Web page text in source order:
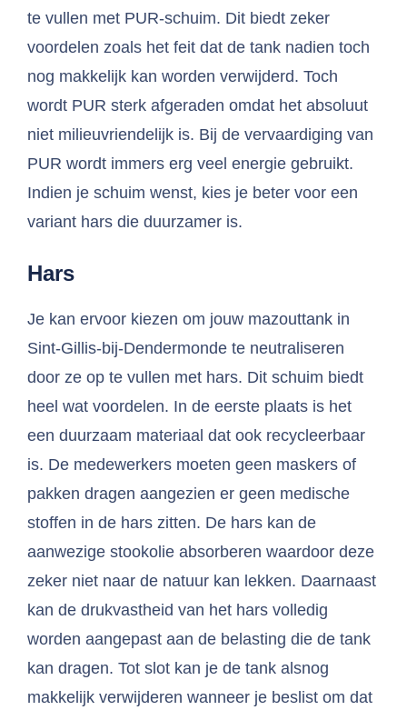
te vullen met PUR-schuim. Dit biedt zeker
voordelen zoals het feit dat de tank nadien toch
nog makkelijk kan worden verwijderd. Toch
wordt PUR sterk afgeraden omdat het absoluut
niet milieuvriendelijk is. Bij de vervaardiging van
PUR wordt immers erg veel energie gebruikt.
Indien je schuim wenst, kies je beter voor een
variant hars die duurzamer is.
Hars
Je kan ervoor kiezen om jouw mazouttank in
Sint-Gillis-bij-Dendermonde te neutraliseren
door ze op te vullen met hars. Dit schuim biedt
heel wat voordelen. In de eerste plaats is het
een duurzaam materiaal dat ook recycleerbaar
is. De medewerkers moeten geen maskers of
pakken dragen aangezien er geen medische
stoffen in de hars zitten. De hars kan de
aanwezige stookolie absorberen waardoor deze
zeker niet naar de natuur kan lekken. Daarnaast
kan de drukvastheid van het hars volledig
worden aangepast aan de belasting die de tank
kan dragen. Tot slot kan je de tank alsnog
makkelijk verwijderen wanneer je beslist om dat